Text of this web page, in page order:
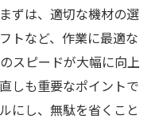
ずは、適切な機材の選
トなど、作業に最適な
スピードが大幅に向上
しも重要なポイントで
にし、無駄を省くこと